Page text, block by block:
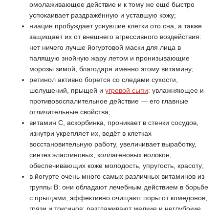
омолаживающее действие и к тому же ещё быстро
успокаивает раздражённую и уставшую кожу;
ниацин пробуждает уснувшие клетки ото сна, а также
защищает их от внешнего агрессивного воздействия:
нет ничего лучше йогуртовой маски для лица в
палящую знойную жару летом и пронизывающие
морозы зимой, благодаря именно этому витамину;
ретинол активно борется со следами сухости,
шелушений, прыщей и угревой сыпи: увлажняющее и
противовоспалительное действие — его главные
отличительные свойства;
витамин C, аскорбинка, проникает в стенки сосудов,
изнутри укрепляет их, ведёт в клетках
восстановительную работу, увеличивает выработку,
синтез эластиновых, коллагеновых волокон,
обеспечивающих коже молодость, упругость, красоту;
в йогурте очень много самых различных витаминов из
группы B: они обладают лечебным действием в борьбе
с прыщами; эффективно очищают поры от комедонов,